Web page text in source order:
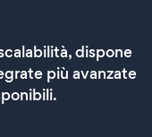
dispone
più avanzate